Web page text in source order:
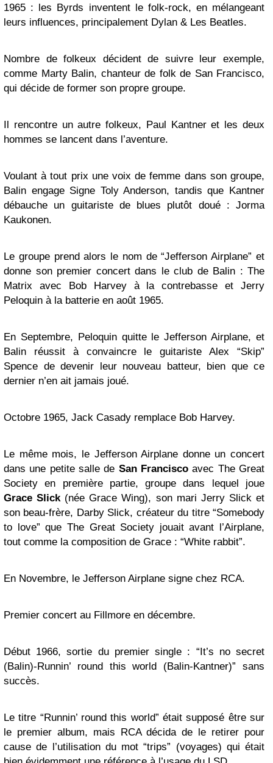
1965 : les Byrds inventent le folk-rock, en mélangeant
leurs influences, principalement Dylan & Les Beatles.
Nombre de folkeux décident de suivre leur exemple,
comme Marty Balin, chanteur de folk de San Francisco,
qui décide de former son propre groupe.
Il rencontre un autre folkeux, Paul Kantner et les deux
hommes se lancent dans l’aventure.
Voulant à tout prix une voix de femme dans son groupe,
Balin engage Signe Toly Anderson, tandis que Kantner
débauche un guitariste de blues plutôt doué : Jorma
Kaukonen.
Le groupe prend alors le nom de “Jefferson Airplane” et
donne son premier concert dans le club de Balin : The
Matrix avec Bob Harvey à la contrebasse et Jerry
Peloquin à la batterie en août 1965.
En Septembre, Peloquin quitte le Jefferson Airplane, et
Balin réussit à convaincre le guitariste Alex “Skip”
Spence de devenir leur nouveau batteur, bien que ce
dernier n’en ait jamais joué.
Octobre 1965, Jack Casady remplace Bob Harvey.
Le même mois, le Jefferson Airplane donne un concert
dans une petite salle de San Francisco avec The Great
Society en première partie, groupe dans lequel joue
Grace Slick (née Grace Wing), son mari Jerry Slick et
son beau-frère, Darby Slick, créateur du titre “Somebody
to love” que The Great Society jouait avant l’Airplane,
tout comme la composition de Grace : “White rabbit”.
En Novembre, le Jefferson Airplane signe chez RCA.
Premier concert au Fillmore en décembre.
Début 1966, sortie du premier single : “It’s no secret
(Balin)-Runnin’ round this world (Balin-Kantner)” sans
succès.
Le titre “Runnin’ round this world” était supposé être sur
le premier album, mais RCA décida de le retirer pour
cause de l’utilisation du mot “trips” (voyages) qui était